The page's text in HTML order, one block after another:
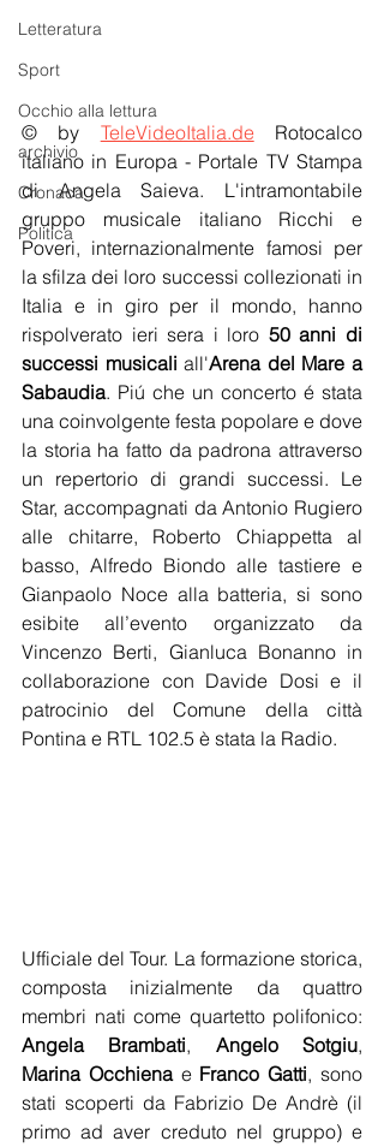
Letteratura
Sport
Occhio alla lettura
archivio
Cronaca
Politica
© by TeleVideoItalia.de Rotocalco
italiano in Europa - Portale TV Stampa
di Angela Saieva. L'intramontabile
gruppo musicale italiano Ricchi e
Poveri, internazionalmente famosi per
la sfilza dei loro successi collezionati in
Italia e in giro per il mondo, hanno
rispolverato ieri sera i loro 50 anni di
successi musicali all'Arena del Mare a
Sabaudia. Piú che un concerto é stata
una coinvolgente festa popolare e dove
la storia ha fatto da padrona attraverso
un repertorio di grandi successi. Le
Star, accompagnati da Antonio Rugiero
alle chitarre, Roberto Chiappetta al
basso, Alfredo Biondo alle tastiere e
Gianpaolo Noce alla batteria, si sono
esibite all’evento organizzato da
Vincenzo Berti, Gianluca Bonanno in
collaborazione con Davide Dosi e il
patrocinio del Comune della città
Pontina e RTL 102.5 è stata la Radio.
Ufficiale del Tour. La formazione storica,
composta inizialmente da quattro
Angela Brambati, Angelo Sotgiu
Marina Occhiena e Franco Gatti, sono
stati scoperti da Fabrizio De Andrè (il
primo ad aver creduto nel gruppo) e